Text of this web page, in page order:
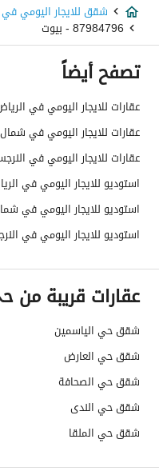
شقق للايجار اليومي
87984796 - بيوت
تصفح أيضاً
عقارات للايجار اليومي في
عقارات للايجار اليومي في
عقارات للايجار اليومي في
استوديو للايجار اليومي في
استوديو للايجار اليومي في
استوديو للايجار اليومي في
عقارات قريبة من
شقق حي الياسمين
شقق حي العارض
شقق حي الصحافة
شقق حي الندى
شقق حي الملقا